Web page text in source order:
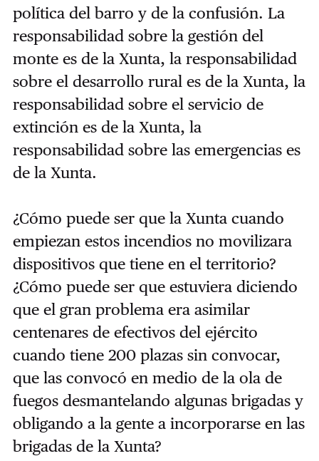
política del barro y de la confusión. La
responsabilidad sobre la gestión del
monte es de la Xunta, la responsabilidad
sobre el desarrollo rural es de la Xunta, la
responsabilidad sobre el servicio de
extinción es de la Xunta, la
responsabilidad sobre las emergencias es
de la Xunta.
¿Cómo puede ser que la Xunta cuando
empiezan estos incendios no movilizara
dispositivos que tiene en el territorio?
¿Cómo puede ser que estuviera diciendo
que el gran problema era asimilar
centenares de efectivos del ejército
cuando tiene 200 plazas sin convocar,
que las convocó en medio de la ola de
fuegos desmantelando algunas brigadas y
obligando a la gente a incorporarse en las
brigadas de la Xunta?